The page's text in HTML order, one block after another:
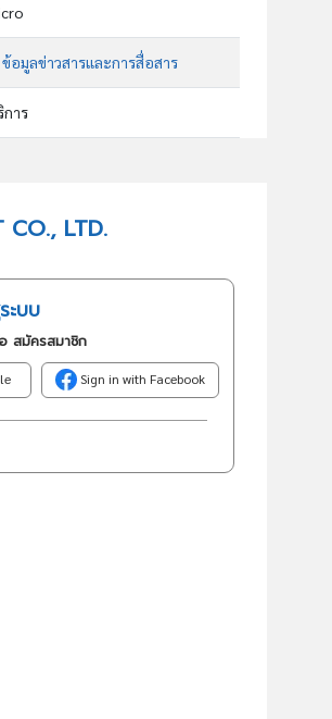
ข้อมูลข่าวสารและการสื่อสาร
าร
CO., LTD.
ะบบ
สมัครสมาชิก
Sign in with Facebook